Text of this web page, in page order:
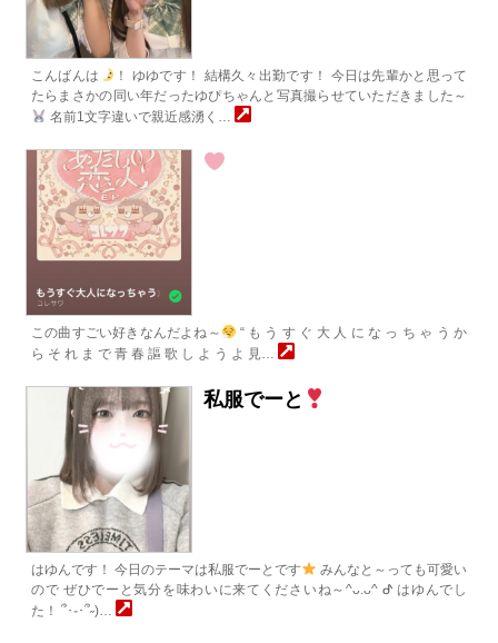
こんばんは
！ ゆゆです！ 結構久々出勤です！ 今日は先輩かと思って
たらまさかの同い年だったゆぴちゃんと写真撮らせていただきました～
名前1文字違いで親近感湧く…
この曲すごい好きなんだよね～
“ も う す ぐ 大 人 に な っ ち ゃ う か
ら そ れ ま で 青 春 謳 歌 し よ う よ 見…
私服でーと
はゆんです！ 今日のテーマは私服でーとです
みんなと～っても可愛い
ので ぜひでーと気分を味わいに来てくださいね～^ᴗ.ᴗ^ ︎︎ᕷ はゆんでし
た！ ՞･֊･՞˶)…